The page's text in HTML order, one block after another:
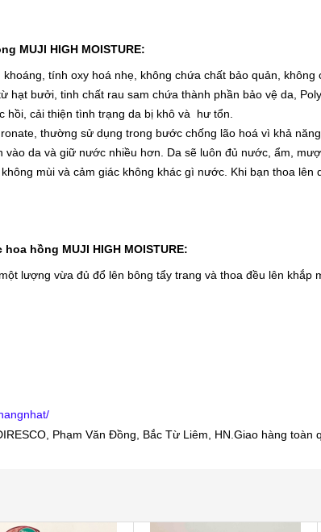
MUJI HIGH MOISTURE:
tính oxy hoá nhẹ, không chứa chất bảo quản,
hạt bưởi, tinh chất rau sam chứa thành phần bảo vệ da,
hồi, cải thiện tình trạng da bị khô và hư tổn.
thường sử dụng trong bước chống lão hoá vì khả
vào da và giữ nước nhiều hơn. Da sẽ luôn đủ nước, ẩm,
mùi và cảm giác không khác gì nước. Khi bạn thoa
hồng MUJI HIGH MOISTURE:
lượng vừa đủ đổ lên bông tẩy trang và thoa đều lên khắp
Phạm Văn Đồng, Bắc Từ Liêm, HN.Giao hàng toàn